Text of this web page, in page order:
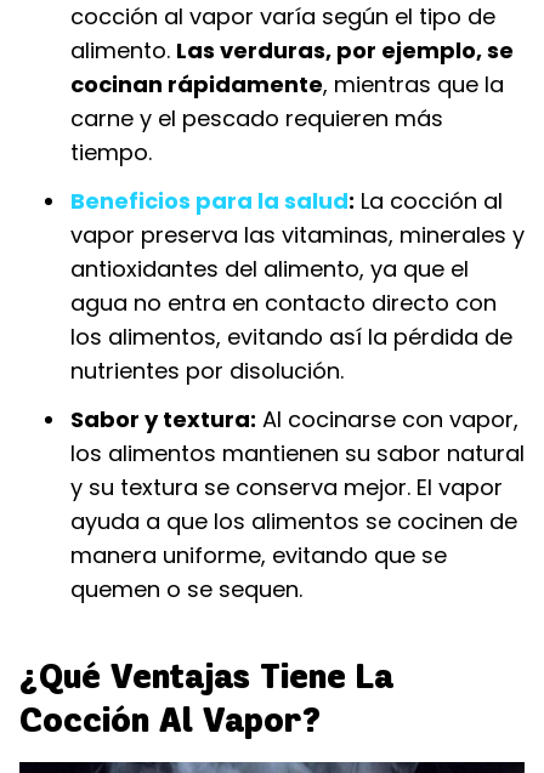
cocción al vapor varía según el tipo de
alimento. Las verduras, por ejemplo, se
cocinan rápidamente, mientras que la
carne y el pescado requieren más
tiempo.
Beneficios para la salud: La cocción al
vapor preserva las vitaminas, minerales y
antioxidantes del alimento, ya que el
agua no entra en contacto directo con
los alimentos, evitando así la pérdida de
nutrientes por disolución.
Sabor y textura: Al cocinarse con vapor,
los alimentos mantienen su sabor natural
y su textura se conserva mejor. El vapor
ayuda a que los alimentos se cocinen de
manera uniforme, evitando que se
quemen o se sequen.
¿Qué Ventajas Tiene La
Cocción Al Vapor?